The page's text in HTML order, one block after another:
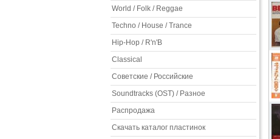
World / Folk / Reggae
Techno / House / Trance
Hip-Hop / R'n'B
Classical
Советские / Российские
Soundtracks (OST) / Разное
Распродажа
Скачать каталог пластинок